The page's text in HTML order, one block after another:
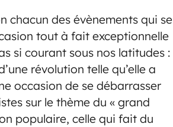
chacun des évènements qui se
tout à fait exceptionnelle
si courant sous nos latitudes :
révolution telle qu’elle a
occasion de se débarrasser
sur le thème du « grand
populaire, celle qui fait du